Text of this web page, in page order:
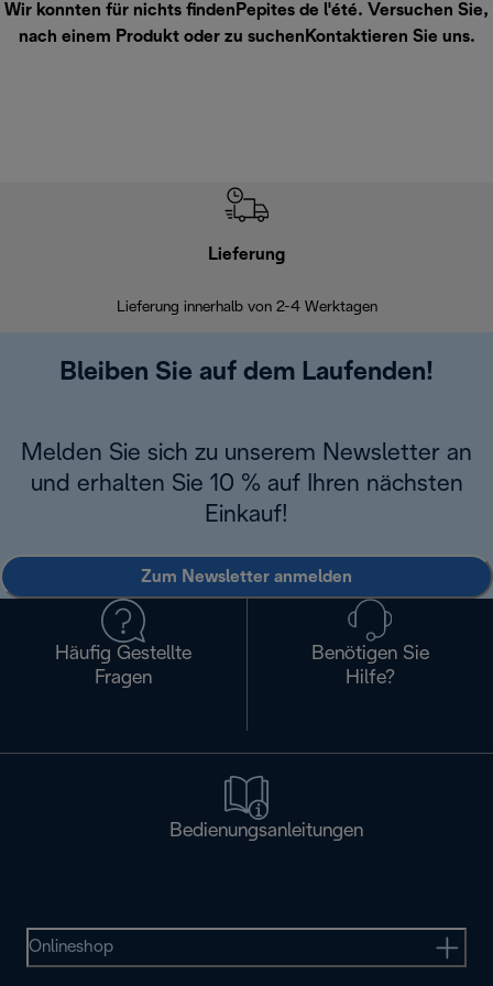
Wir konnten für nichts findenPepites de l'été. Versuchen Sie,
nach einem Produkt oder zu suchen Kontaktieren Sie uns.
Lieferung
Lieferung innerhalb von 2-4 Werktagen
Bleiben Sie auf dem Laufenden!
Melden Sie sich zu unserem Newsletter an
und erhalten Sie 10 % auf Ihren nächsten
Einkauf!
Zum Newsletter anmelden
Häufig Gestellte
Fragen
Benötigen Sie
Hilfe?
Bedienungsanleitungen
Onlineshop